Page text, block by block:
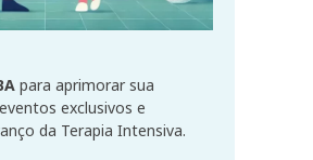
para aprimorar sua
exclusivos e
da Terapia Intensiva.